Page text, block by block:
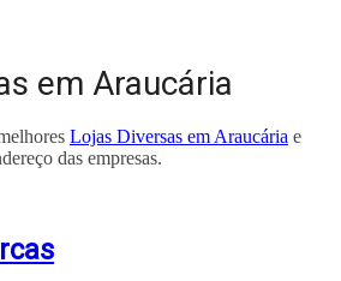
em Araucária
Lojas Diversas em Araucária e
das empresas.